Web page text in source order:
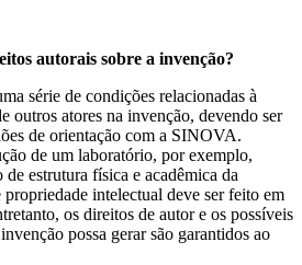
autorais sobre a invenção?
série de condições relacionadas à
outros atores na invenção, devendo ser
de orientação com a SINOVA.
de um laboratório, por exemplo,
estrutura física e acadêmica da
intelectual deve ser feito em
os direitos de autor e os possíveis
possa gerar são garantidos ao